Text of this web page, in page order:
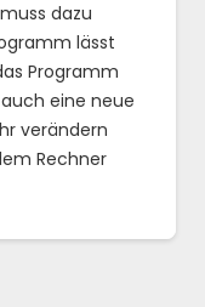
dazu
lässt
Programm
eine neue
verändern
Rechner